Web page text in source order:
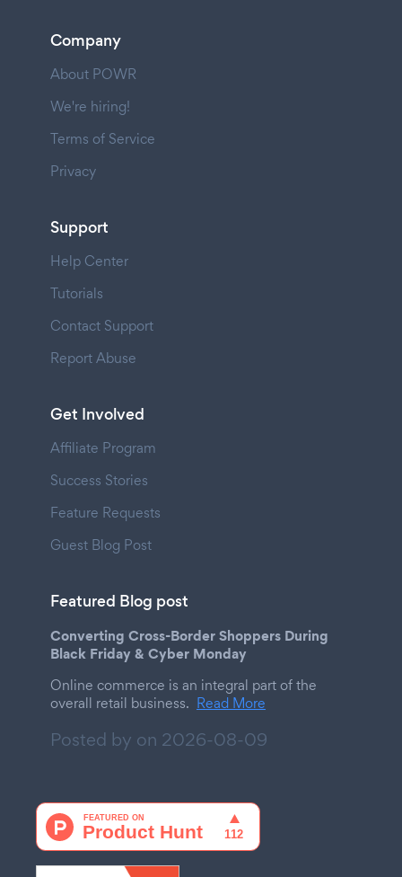
Company
About POWR
We're hiring!
Terms of Service
Privacy
Support
Help Center
Tutorials
Contact Support
Report Abuse
Get Involved
Affiliate Program
Success Stories
Feature Requests
Guest Blog Post
Featured Blog post
Converting Cross-Border Shoppers During
Black Friday & Cyber Monday
Online commerce is an integral part of the
overall retail business. Read More
Posted by on 2026-08-09